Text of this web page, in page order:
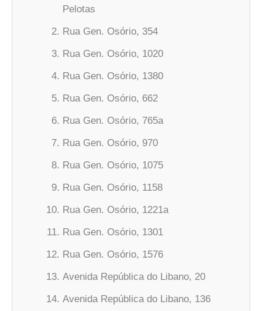
Pelotas
Rua Gen. Osório, 354
Rua Gen. Osório, 1020
Rua Gen. Osório, 1380
Rua Gen. Osório, 662
Rua Gen. Osório, 765a
Rua Gen. Osório, 970
Rua Gen. Osório, 1075
Rua Gen. Osório, 1158
Rua Gen. Osório, 1221a
Rua Gen. Osório, 1301
Rua Gen. Osório, 1576
Avenida República do Libano, 20
Avenida República do Libano, 136